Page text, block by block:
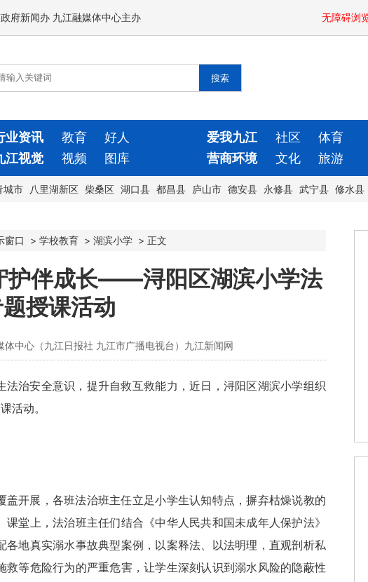
府新闻办 九江融媒体中心主办 无障碍浏
业资讯 教育 好人 爱我九江 社区 体育
江视觉 视频 图库 营商环境 文化 旅游
城市 八里湖新区 柴桑区 湖口县 都昌县 庐山市 德安县 永修县 武宁县 修水县
窗口 > 学校教育 > 湖滨小学 > 正文
护伴成长——浔阳区湖滨小学法
授课活动
体中心（九江日报社 九江市广播电视台）九江新闻网
法治安全意识，提升自救互救能力，近日，浔阳区湖滨小学组织
活动。
开展，各班法治班主任立足小学生认知特点，摒弃枯燥说教的
堂上，法治班主任们结合《中华人民共和国未成年人保护法》
地真实溺水事故典型案例，以案释法、以法明理，直观剖析私
等危险行为的严重危害，让学生深刻认识到溺水风险的隐蔽性